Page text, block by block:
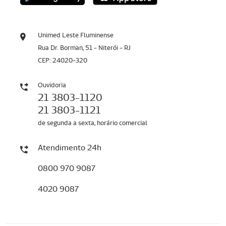
Unimed Leste Fluminense
Rua Dr. Borman, 51 - Niterói - RJ
CEP: 24020-320
Ouvidoria
21 3803-1120
21 3803-1121
de segunda a sexta, horário comercial
Atendimento 24h
0800 970 9087
4020 9087